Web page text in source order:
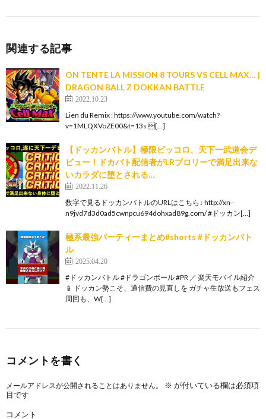
関連する記事
ON TENTE LA MISSION 8 TOURS VS CELL MAX… |
DRAGON BALL Z DOKKAN BATTLE
2022.10.23
Lien du Remix : https://www.youtube.com/watch?
v=1MLQXVoZE00&t=13s […]
【ドッカンバトル】極限ピッコロ、天下一武道会デ
ビュー！ドカバト配信者がLRブロリーで満足出来な
いカラダに堕とされる…
2022.11.26
数字で見るドッカンバトルのURLはこちら↓ http://xn--
n9jvd7d3d0ad5cwnpcu694dohxad89g.com/ #ドッカン[…]
極系最強パーティーまとめ#shorts #ドッカンバト
ル
2025.04.20
#ドッカンバトル #ドラゴンボール #PR ／ 楽天モバイル紹介
📱 ドッカン勢こそ、通信費の見直しを ガチャ生放送もフェス
周回も、W[…]
コメントを書く
メールアドレスが公開されることはありません。 ※ が付いている欄は必須項
目です
コメント